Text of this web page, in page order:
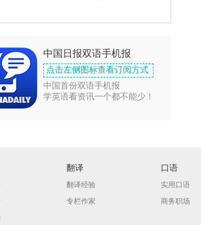
中国日报双语手机报
点击左侧图标查看订阅方式
中国首份双语手机报
学英语看资讯一个都不能少！
翻译
翻译经验
专栏作家
口语
实用口语
商务职场